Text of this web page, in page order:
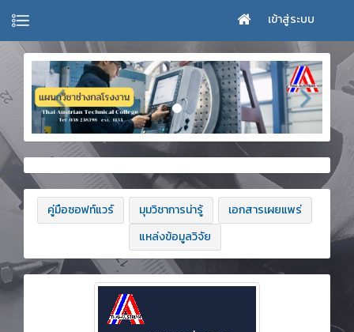
เข้าสู่ระบบ
คู่มือซอฟท์แวร์ มุมวิชาการน่ารู้
เอกสารเผยแพร่
แหล่งข้อมูลวิจัย